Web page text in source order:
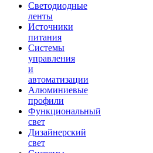
Светодиодные
ленты
Источники
питания
Системы
управления
и
автоматизации
Алюминиевые
профили
Функциональный
свет
Дизайнерский
свет